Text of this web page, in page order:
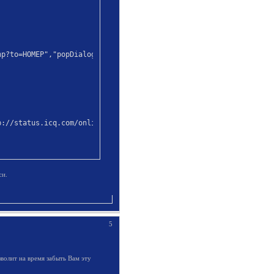
online.gif?icq=НОМЕР&img=5 border=0 width=18
5
на время забыть Вам эту